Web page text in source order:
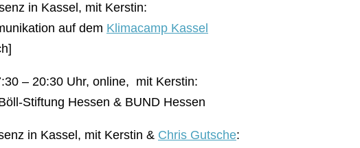
in Kassel, mit Kerstin:
auf dem Klimacamp Kassel
– 20:30 Uhr, online, mit Kerstin:
Stiftung Hessen & BUND Hessen
in Kassel, mit Kerstin & Chris Gutsche: